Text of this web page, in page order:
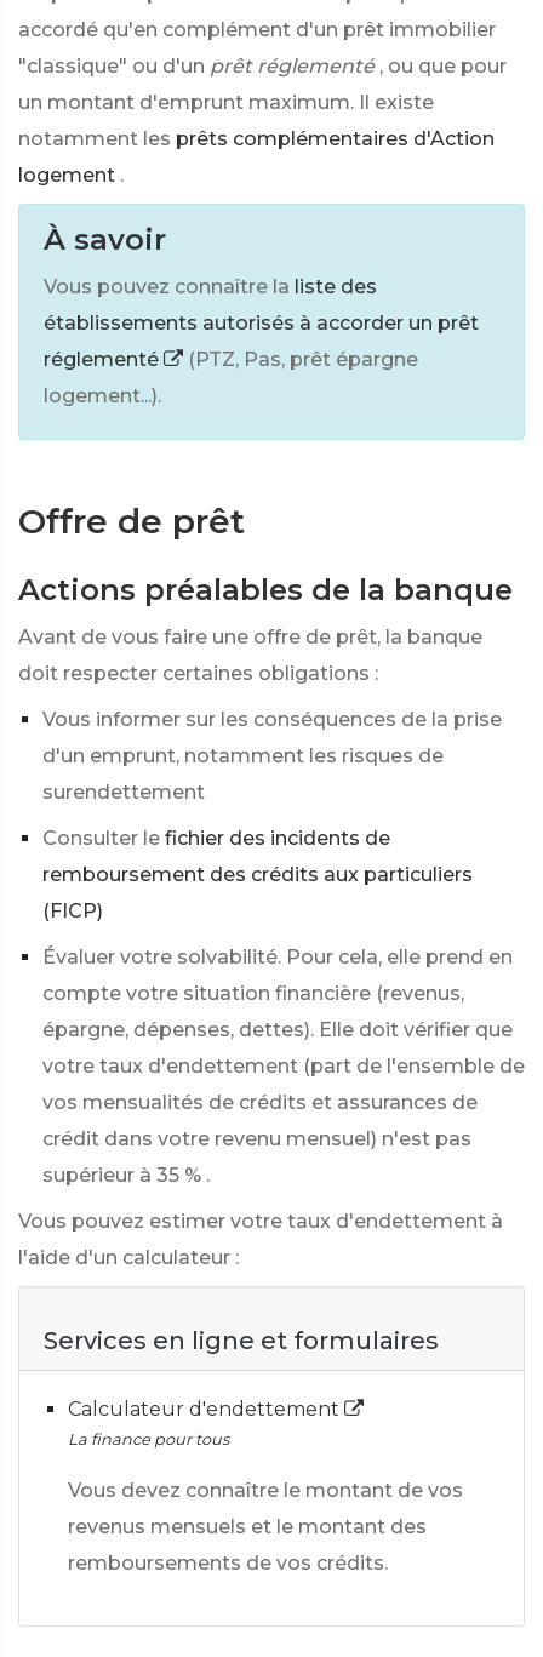
accordé qu'en complément d'un prêt immobilier
"classique" ou d'un prêt réglementé , ou que pour
un montant d'emprunt maximum. Il existe
notamment les prêts complémentaires d'Action
logement .
À savoir
Vous pouvez connaître la liste des
établissements autorisés à accorder un prêt
réglementé
(PTZ, Pas, prêt épargne
logement...).
Offre de prêt
Actions préalables de la banque
Avant de vous faire une offre de prêt, la banque
doit respecter certaines obligations :
Vous informer sur les conséquences de la prise
d'un emprunt, notamment les risques de
surendettement
Consulter le fichier des incidents de
remboursement des crédits aux particuliers
(FICP)
Évaluer votre solvabilité. Pour cela, elle prend en
compte votre situation financière (revenus,
épargne, dépenses, dettes). Elle doit vérifier que
votre taux d'endettement (part de l'ensemble de
vos mensualités de crédits et assurances de
crédit dans votre revenu mensuel) n'est pas
supérieur à 35 % .
Vous pouvez estimer votre taux d'endettement à
l'aide d'un calculateur :
Services en ligne et formulaires
Calculateur d'endettement
La finance pour tous
Vous devez connaître le montant de vos
revenus mensuels et le montant des
remboursements de vos crédits.